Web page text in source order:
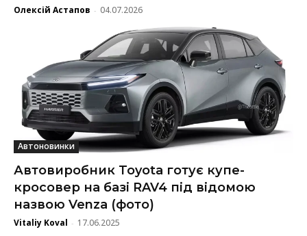
Олексій Астапов - 04.07.2026
Автоновинки
Автовиробник Toyota готує купе-
кросовер на базі RAV4 під відомою
назвою Venza (фото)
Vitaliy Koval - 17.06.2025